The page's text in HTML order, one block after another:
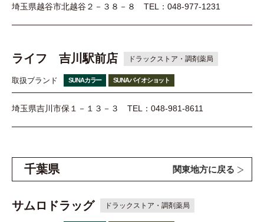
埼玉県越谷市北越谷２－３８－８ TEL：048-977-1231
ライフ 吉川駅前店 ドラックストア・調剤薬局
取扱ブランド SUNAカラー SUNAバイオショット
埼玉県吉川市保１－１３－３ TEL：048-981-8611
千葉県 関東地方に戻る
サムロドラッグ ドラックストア・調剤薬局